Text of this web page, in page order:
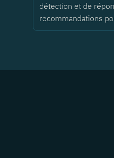
détection et de
recommandations